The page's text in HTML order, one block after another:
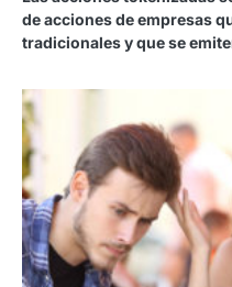
de acciones de empresas
tradicionales y que se